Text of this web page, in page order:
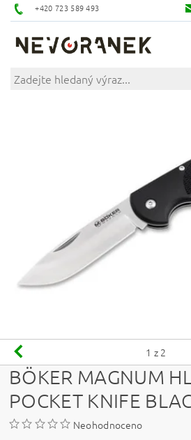
+420 723 589 493
1 z 2
BÖKER MAGNUM
POCKET KNIFE
Neohodnoceno